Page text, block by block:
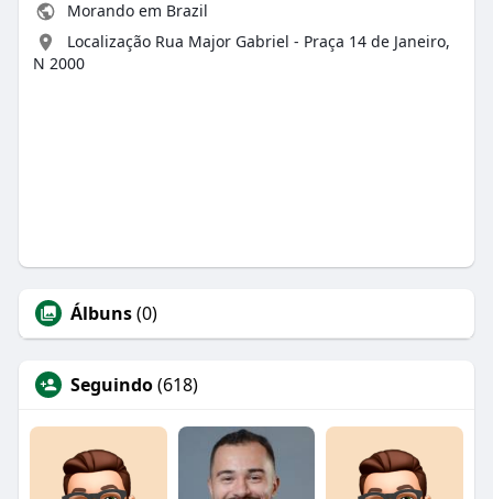
Morando em Brazil
Localização Rua Major Gabriel - Praça 14 de Janeiro,
N 2000
Álbuns(0)
Seguindo(618)